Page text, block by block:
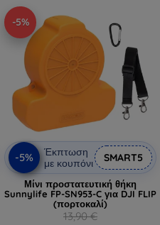
-5%
-5%
Έκπτωση
με κουπόνι
SMART5
Μίνι προστατευτική θήκη
Sunnylife FP-SN953-C για DJI FLIP
(πορτοκαλί)
13,90 €